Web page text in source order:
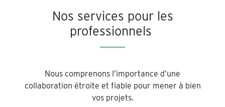
Nos services pour les
professionnels
Nous comprenons l’importance d’une
collaboration étroite et fiable pour mener à bien
vos projets.